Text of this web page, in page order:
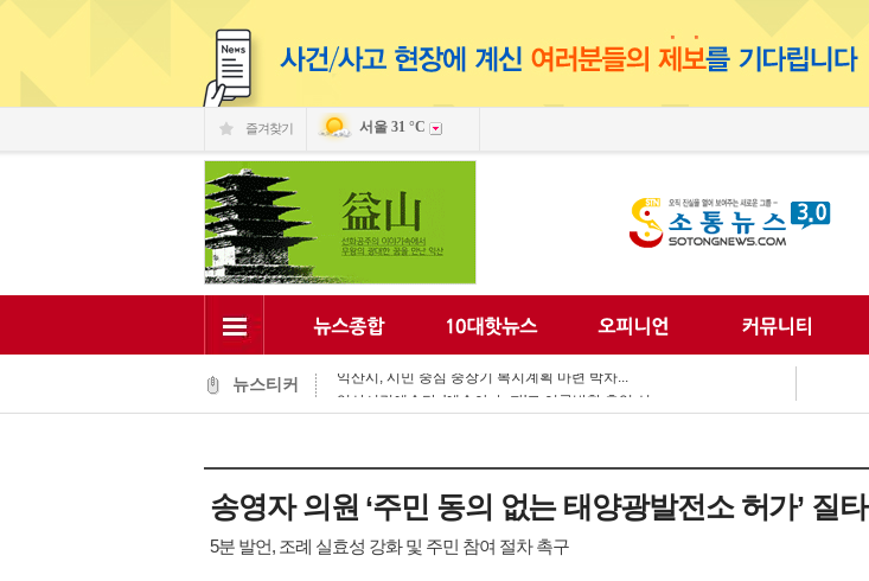
즐겨찾기 서울 31 °C
뉴스티커
익산, 머무는 농촌 관광으로 활력 되찾는다...
전국 문화도시, 익산서 지속가능한 미래 해법 모색...
익산시립예술단, '예술아, 놀자'로 여름방학 추억 선...
익산시, 고립가구 발굴·지원 역량강화...
전북은행, 익산 취약계층의 시원한 여름나기 지원...
송영자 의원 ‘주민 동의 없는 태양광발전소 허가’ 질타
5분 발언, 조례 실효성 강화 및 주민 참여 절차 촉구